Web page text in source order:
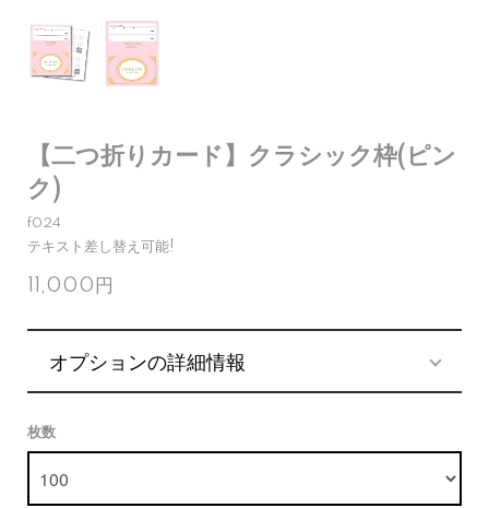
【二つ折りカード】クラシック枠(ピン
ク)
f024
テキスト差し替え可能!
11,000円
オプションの詳細情報
枚数